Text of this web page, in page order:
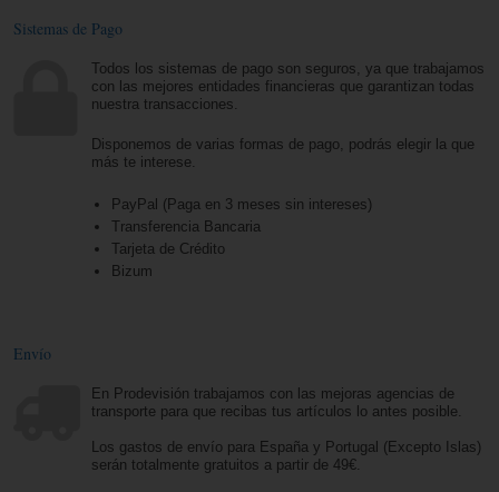
Sistemas de Pago
Todos los sistemas de pago son seguros, ya que trabajamos
con las mejores entidades financieras que garantizan todas
nuestra transacciones.
Disponemos de varias formas de pago, podrás elegir la que
más te interese.
PayPal (Paga en 3 meses sin intereses)
Transferencia Bancaria
Tarjeta de Crédito
Bizum
Envío
En Prodevisión trabajamos con las mejoras agencias de
transporte para que recibas tus artículos lo antes posible.
Los gastos de envío para España y Portugal (Excepto Islas)
serán totalmente gratuitos a partir de 49€.